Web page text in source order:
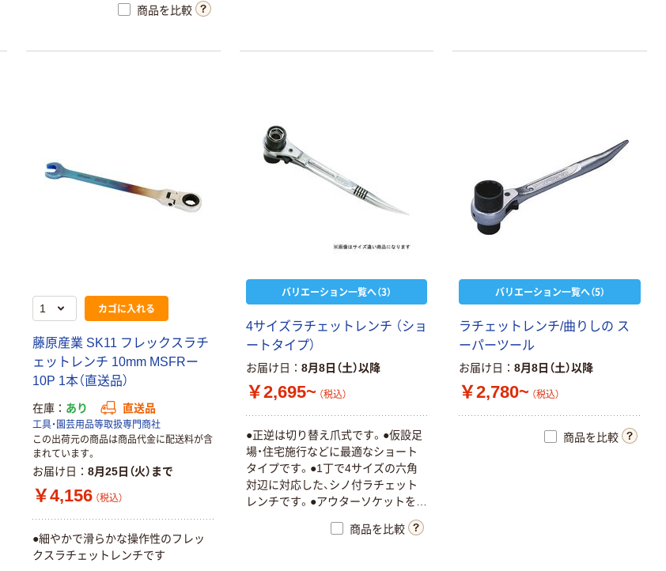
商品を比較
カゴに入れる
藤原産業 SK11 フレックスラチ
ェットレンチ 10mm MSFRー
10P 1本（直送品）
在庫 あり 直送品
工具・園芸用品等取扱専門商社
この出荷元の商品は商品代金に配送料が含
まれています。
お届け日 8月25日（火）まで
￥4,156 （税込）
●細やかで滑らかな操作性のフレッ
クスラチェットレンチです
バリエーション一覧へ（3）
4サイズラチェットレンチ （ショ
ートタイプ）
お届け日 8月8日（土）以降
￥2,695~ （税込）
●正逆は切り替え爪式です。●仮設足
場・住宅施行などに最適なショート
タイプです。●1丁で4サイズの六角
対辺に対応した、シノ付ラチェット
レンチです。●アウターソケットを使
用する場合、インナーソケットが軽
い力で押し上げられ、使用後はスプ
商品を比較
バリエーション一覧へ（5）
ラチェットレンチ/曲りしの ス
ーパーツール
お届け日 8月8日（土）以降
￥2,780~ （税込）
商品を比較